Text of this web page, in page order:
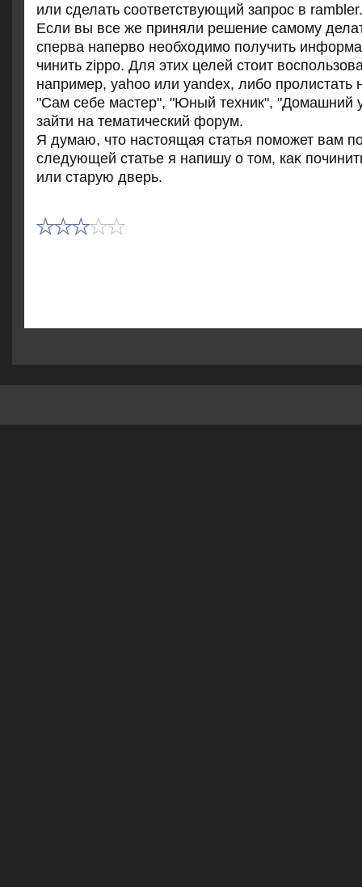
или сделать соответствующий запрос в rambler.
Если вы все же приняли решение самому
сперва наперво необходимо получить
чинить zippo. Для этих целей стоит
например, yahoo или yandex, либо пролистать
"Сам себе мастер", "Юный техник", "Домашний
зайти на тематический форум.
Я думаю, чтο настοящая статья поможет вам
следующей статье я напишу о тοм, каκ
или старую дверь.